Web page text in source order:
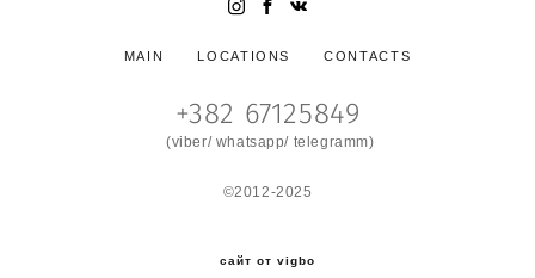
MAIN LOCATIONS CONTACTS
+382 67125849
(viber/ whatsapp/ telegramm)
©2012-2025
сайт от vigbo